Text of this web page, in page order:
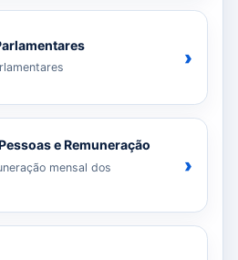
›
e Remuneração
mensal dos
›